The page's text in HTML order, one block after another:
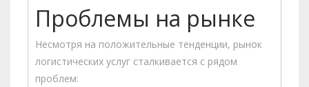
Проблемы на рынке
Несмотря на положительные тенденции, рынок
логистических услуг сталкивается с рядом
проблем: